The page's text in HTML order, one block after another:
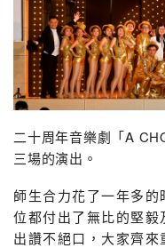
二十周年音樂劇「A
三場的演出。
師生合力花了一年多
位都付出了無比的堅
出讚不絕口，大家齊來